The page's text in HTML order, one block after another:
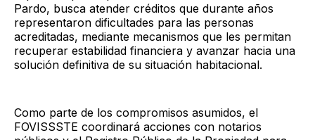
Pardo, busca atender créditos que durante años
representaron dificultades para las personas
acreditadas, mediante mecanismos que les permitan
recuperar estabilidad financiera y avanzar hacia una
solución definitiva de su situación habitacional.
Como parte de los compromisos asumidos, el
FOVISSSTE coordinará acciones con notarios